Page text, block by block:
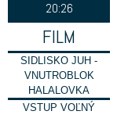
20:26
FILM
SIDLISKO JUH -
VNUTROBLOK
HALALOVKA
VSTUP VOĽNÝ